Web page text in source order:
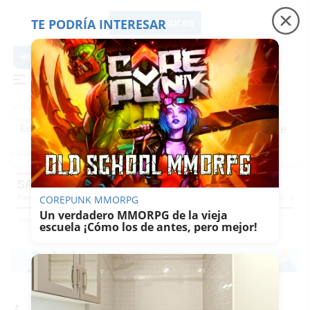
lavozdelsur.es
lavozdelsur.es
Es noticia Precio luz Padre Coraje Fábrica de botellas
SABOR DEL SUR
PequevozComprasPantallazos
Sabor Del Sur
TE PODRÍA INTERESAR
COREPUNK MMORPG
Un verdadero MMORPG de la vieja
escuela ¡Cómo los de antes, pero mejor!